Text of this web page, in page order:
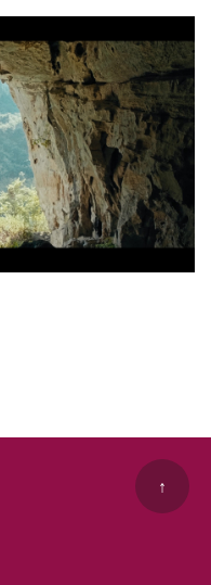
↑